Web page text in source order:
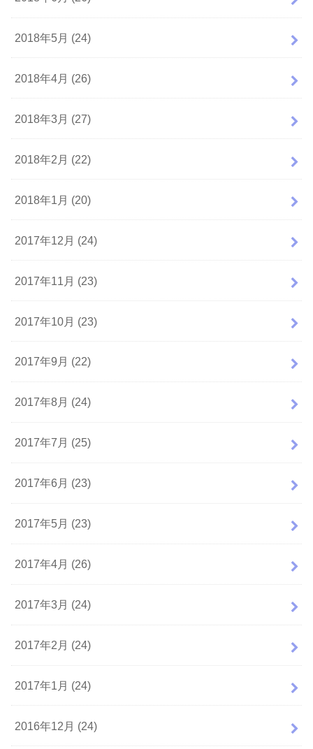
2018年5月 (24)
2018年4月 (26)
2018年3月 (27)
2018年2月 (22)
2018年1月 (20)
2017年12月 (24)
2017年11月 (23)
2017年10月 (23)
2017年9月 (22)
2017年8月 (24)
2017年7月 (25)
2017年6月 (23)
2017年5月 (23)
2017年4月 (26)
2017年3月 (24)
2017年2月 (24)
2017年1月 (24)
2016年12月 (24)